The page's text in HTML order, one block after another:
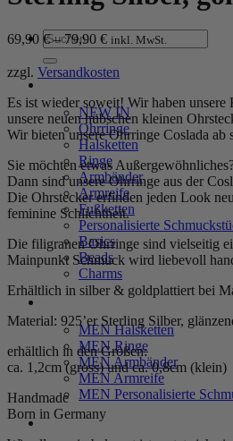
Suchen
nach:
NEW IN
Ohrringe
Halsketten
Ringe
Armbänder
Armreife
Fußketten
Personalisierte
Basics
Beads
Charms
MEN Halsketten
MEN Ringe
MEN Armbänder
MEN Armreife
MEN Personalisierte
KIDS
69,90 €–79,90 € inkl. MwSt.
zzgl. Versandkosten
Es ist wieder soweit! Wir haben
unsere neuen hübschen kleinen
Wir bieten unsere Ohrringe Coslada ab
Sie möchten etwas
Dann sind unsere Ohrringe aus der
Die Ohrstecker erfinden jeden Look
feminine Schlichtheit.
Die filigranen Ohrringe sind vielseitig
Mainpunkt Schmuck wird liebevoll
Erhältlich in silber & goldplattiert bei
Material: 925’er Sterling Silber,
erhältlich in den Größen:
ca. 1,2cm (gross) und ca. 0,8cm (klein)
Handmade
Born in Germany